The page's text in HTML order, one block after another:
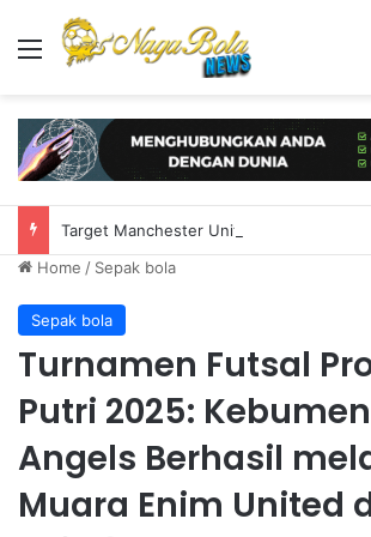
Menu
Home / Sepak bola
Sepak bola
Turnamen Futsal
Putri 2025:
Angels Berhasil
Muara Enim United